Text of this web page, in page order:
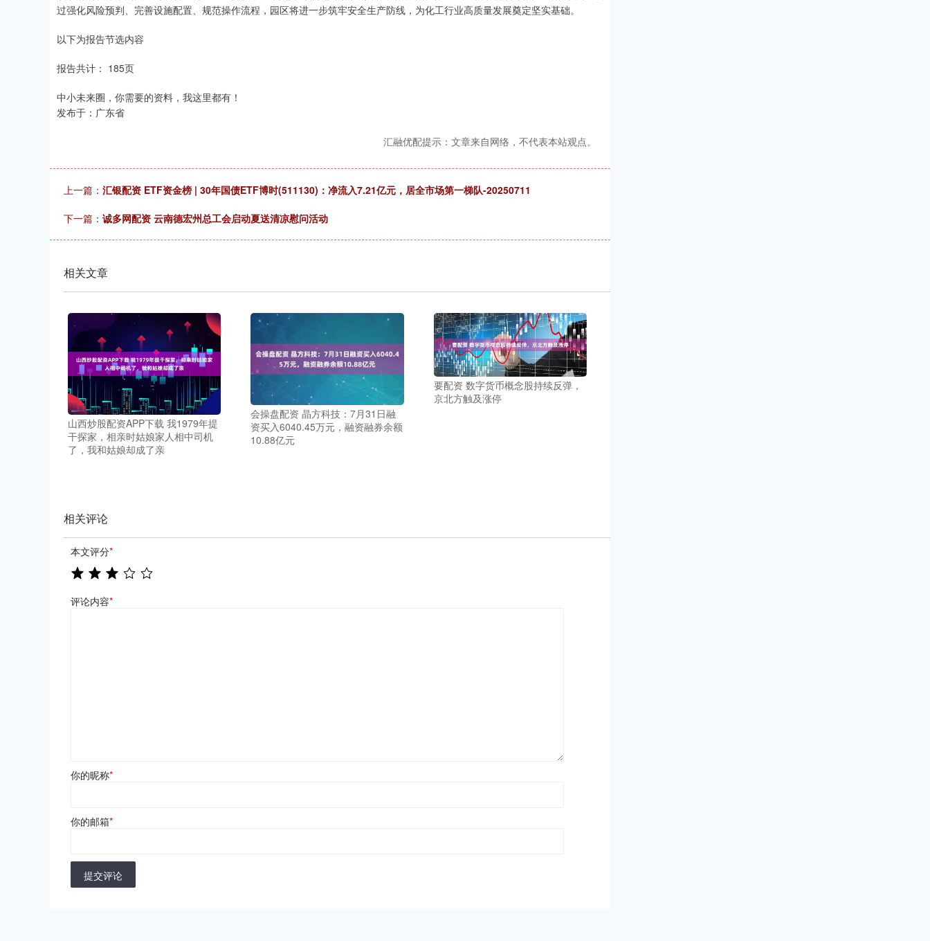
过强化风险预判、完善设施配置、规范操作流程，园区将进一步筑牢安全生产防线，为化工行业高质量发展奠定坚实基础。
以下为报告节选内容
报告共计： 185页
中小未来圈，你需要的资料，我这里都有！
发布于：广东省
汇融优配提示：文章来自网络，不代表本站观点。
上一篇： 汇银配资 ETF资金榜 | 30年国债ETF博时(511130)：净流入7.21亿元，居全市场第一梯队-20250711
下一篇： 诚多网配资 云南德宏州总工会启动夏送清凉慰问活动
相关文章
山西炒股配资APP下载 我1979年提
干探家，相亲时姑娘家人相中司机
了，我和姑娘却成了亲
会操盘配资 晶方科技：7月31日融
资买入6040.45万元，融资融券余额
10.88亿元
要配资 数字货币概念股持续反弹，
京北方触及涨停
相关评论
本文评分*
评论内容*
你的昵称*
你的邮箱*
提交评论